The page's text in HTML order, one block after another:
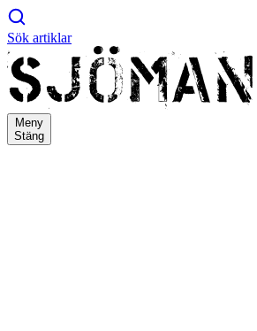
Sök artiklar
Meny
Stäng